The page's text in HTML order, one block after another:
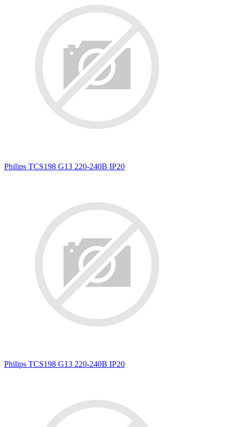
Philips TCS198 G13 220-240В IP20
Philips TCS198 G13 220-240В IP20